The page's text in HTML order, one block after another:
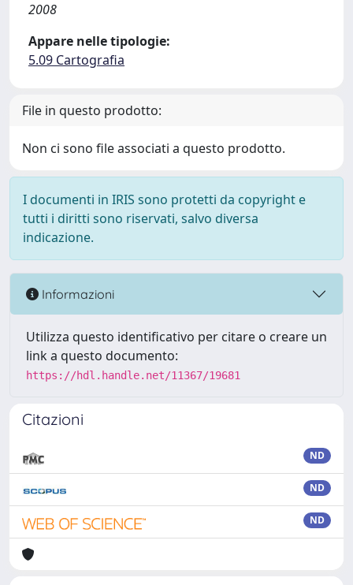
2008
Appare nelle tipologie:
5.09 Cartografia
File in questo prodotto:
Non ci sono file associati a questo prodotto.
I documenti in IRIS sono protetti da copyright e
tutti i diritti sono riservati, salvo diversa
indicazione.
Informazioni
Utilizza questo identificativo per citare o creare un
link a questo documento:
https://hdl.handle.net/11367/19681
Citazioni
ND
ND
ND